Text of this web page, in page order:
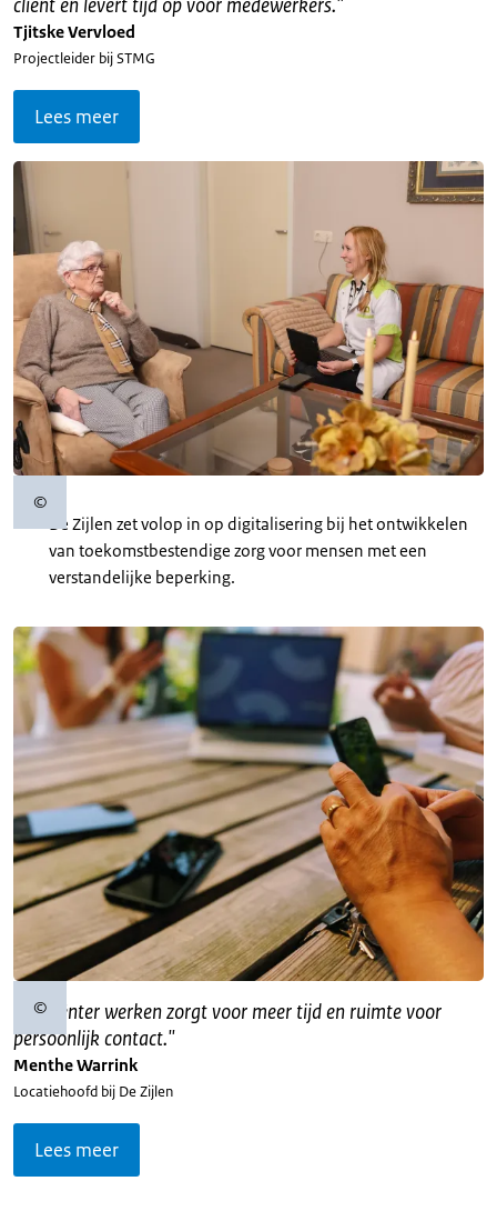
cliënt en levert tijd op voor medewerkers."
Tjitske Vervloed
Projectleider bij STMG
Lees meer
©Copyrightinformatie
De Zijlen zet volop in op digitalisering bij het ontwikkelen
van toekomstbestendige zorg voor mensen met een
verstandelijke beperking.
©Copyrightinformatie
Efficiënter werken zorgt voor meer tijd en ruimte voor
persoonlijk contact."
Menthe Warrink
Locatiehoofd bij De Zijlen
Lees meer